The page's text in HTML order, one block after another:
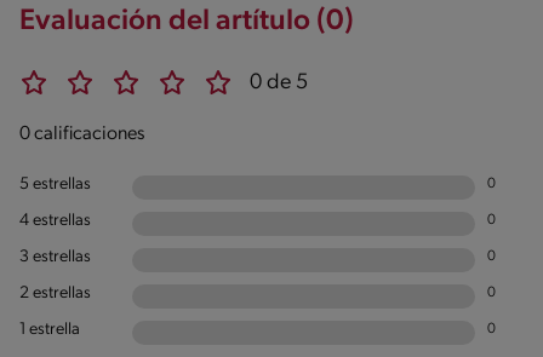
Evaluación del artítulo (0)
0 de 5
0 calificaciones
5 estrellas 0
4 estrellas 0
3 estrellas 0
2 estrellas 0
1 estrella 0